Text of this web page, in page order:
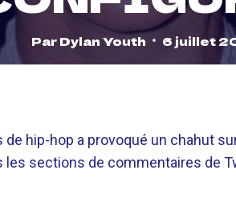
ParDylan Youth 6 juillet
hip-hop a provoqué un chahut
les sections de commentaires de